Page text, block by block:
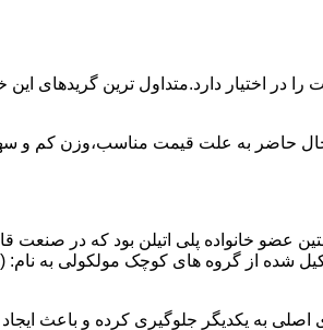
صنعت قالب گیری دورانی از آن استفاده می شود و مقدار 85 درصد بازار این صنعت را در
حال حاضر به علت قیمت مناسب،وزن کم و
به بازار عرضه نمود.پلی اتیلن سبک نخستین عضو خانواده پلی
شده از گروه های کوچک مولکولی به
به یکدیگر جلوگیری کرده و باعث